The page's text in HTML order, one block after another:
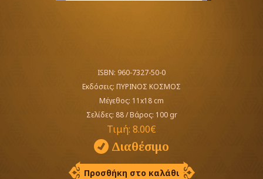
ISBN: 960-7327-50-0
Εκδόσεις: ΠΥΡΙΝΟΣ ΚΟΣΜΟΣ
Μέγεθος: 11x18 cm
Σελίδες: 88 /Βάρος: 100 gr
Τιμή: 8.00€
Διαθέσιμο
Προσθήκη στο καλάθι